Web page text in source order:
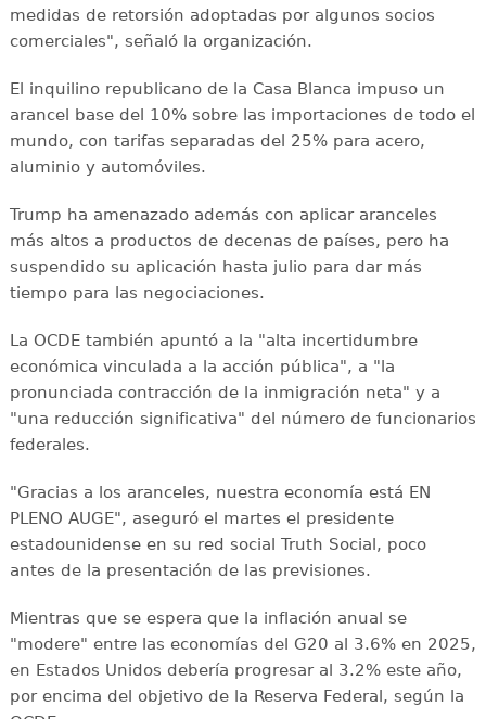
medidas de retorsión adoptadas por algunos socios
comerciales", señaló la organización.
El inquilino republicano de la Casa Blanca impuso un
arancel base del 10% sobre las importaciones de todo el
mundo, con tarifas separadas del 25% para acero,
aluminio y automóviles.
Trump ha amenazado además con aplicar aranceles
más altos a productos de decenas de países, pero ha
suspendido su aplicación hasta julio para dar más
tiempo para las negociaciones.
La OCDE también apuntó a la "alta incertidumbre
económica vinculada a la acción pública", a "la
pronunciada contracción de la inmigración neta" y a
"una reducción significativa" del número de funcionarios
federales.
"Gracias a los aranceles, nuestra economía está EN
PLENO AUGE", aseguró el martes el presidente
estadounidense en su red social Truth Social, poco
antes de la presentación de las previsiones.
Mientras que se espera que la inflación anual se
"modere" entre las economías del G20 al 3.6% en 2025,
en Estados Unidos debería progresar al 3.2% este año,
por encima del objetivo de la Reserva Federal, según la